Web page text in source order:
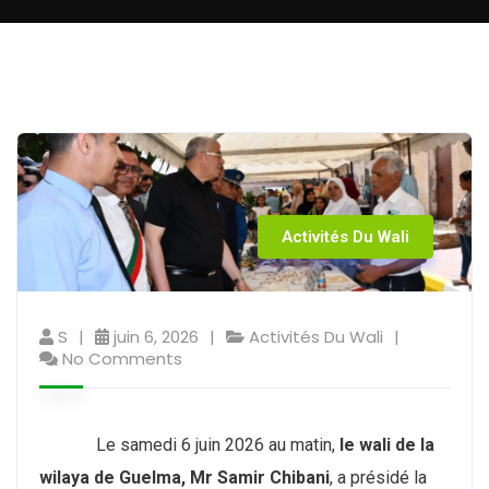
Activités Du Wali
S juin 6, 2026
Activités Du Wali
No Comments
Le samedi 6 juin 2026 au matin, le wali de la
wilaya de Guelma, Mr Samir Chibani, a présidé la